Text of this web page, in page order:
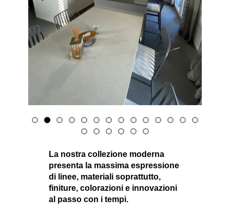
La nostra collezione moderna
presenta la massima espressione
di linee, materiali soprattutto,
finiture, colorazioni e innovazioni
al passo con i tempi.